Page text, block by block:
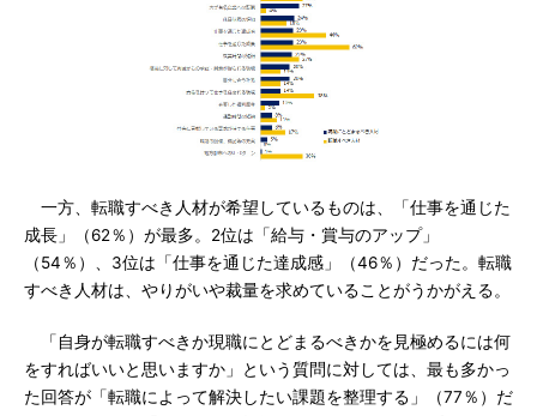
一方、転職すべき人材が希望しているものは、「仕事を通じた
成長」（62％）が最多。2位は「給与・賞与のアップ」
（54％）、3位は「仕事を通じた達成感」（46％）だった。転職
すべき人材は、やりがいや裁量を求めていることがうかがえる。
「自身が転職すべきか現職にとどまるべきかを見極めるには何
をすればいいと思いますか」という質問に対しては、最も多かっ
た回答が「転職によって解決したい課題を整理する」（77％）だ